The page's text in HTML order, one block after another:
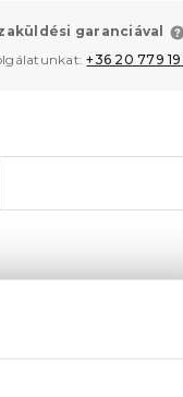
garanciával
+36 20 779
optimizmust és a
jegyekkel nyit,